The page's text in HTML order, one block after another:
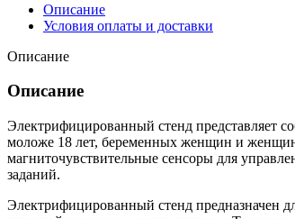
Описание
Условия оплаты и доставки
Описание
Описание
Электрифицированный стенд представляет
моложе 18 лет, беременных женщин и
магниточувствительные сенсоры для
заданий.
Электрифицированный стенд предназначен